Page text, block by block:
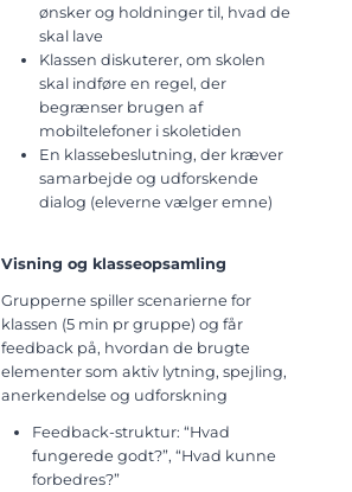
ønsker og holdninger til, hvad de
skal lave
Klassen diskuterer, om skolen
skal indføre en regel, der
begrænser brugen af
mobiltelefoner i skoletiden
En klassebeslutning, der kræver
samarbejde og udforskende
dialog (eleverne vælger emne)
Visning og klasseopsamling
Grupperne spiller scenarierne for
klassen (5 min pr gruppe) og får
feedback på, hvordan de brugte
elementer som aktiv lytning, spejling,
anerkendelse og udforskning
Feedback-struktur: “Hvad
fungerede godt?”, “Hvad kunne
forbedres?”